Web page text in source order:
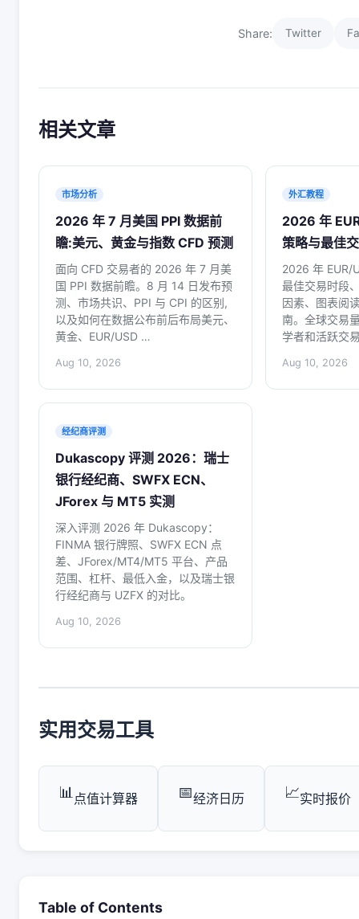
Share: Twitter
相关文章
市场分析
2026 年 7 月美国 PPI 数据前
瞻:美元、黄金与指数 CFD 预测
面向 CFD 交易者的 2026 年 7 月美
国 PPI 数据前瞻。8 月 14 日发布预
测、市场共识、PPI 与 CPI 的区别,
以及如何在数据公布前后布局美元、
黄金、EUR/USD …
Aug 10, 2026
外汇教程
2026 年
策略与最佳
2026 年 EUR/
最佳交易时段
因素、图表阅
南。全球交易
学者和活跃交
Aug 10, 2026
经纪商评测
Dukascopy 评测 2026：瑞士
银行经纪商、SWFX ECN、
JForex 与 MT5 实测
深入评测 2026 年 Dukascopy：
FINMA 银行牌照、SWFX ECN 点
差、JForex/MT4/MT5 平台、产品
范围、杠杆、最低入金，以及瑞士银
行经纪商与 UZFX 的对比。
Aug 10, 2026
实用交易工具
📊点值计算器 📅经济日历 📈实时报价
Table of Contents